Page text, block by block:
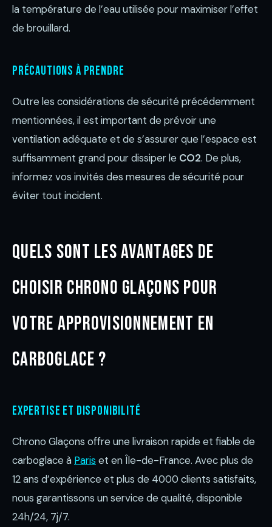
la température de l’eau utilisée pour maximiser l’effet
de brouillard.
Précautions à prendre
Outre les considérations de sécurité précédemment
mentionnées, il est important de prévoir une
ventilation adéquate et de s’assurer que l’espace est
suffisamment grand pour dissiper le CO2. De plus,
informez vos invités des mesures de sécurité pour
éviter tout incident.
Quels sont les avantages de
choisir Chrono Glaçons pour
votre approvisionnement en
carboglace ?
Expertise et disponibilité
Chrono Glaçons offre une livraison rapide et fiable de
carboglace à Paris et en Île-de-France. Avec plus de
12 ans d’expérience et plus de 4000 clients satisfaits,
nous garantissons un service de qualité, disponible
24h/24, 7j/7.